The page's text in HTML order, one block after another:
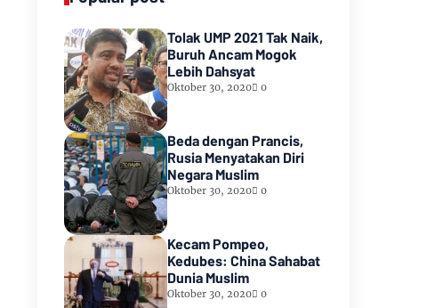
Tolak UMP 2021 Tak Naik,
Buruh Ancam Mogok
Lebih Dahsyat
Oktober 30, 2020 0
Beda dengan Prancis,
Rusia Menyatakan Diri
Negara Muslim
Oktober 30, 2020 0
Kecam Pompeo,
Kedubes: China Sahabat
Dunia Muslim
Oktober 30, 2020 0